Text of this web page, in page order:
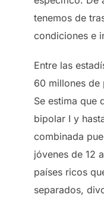
tenemos de
condiciones e
Entre las
60 millones de
Se estima que
bipolar I y
combinada
jóvenes de 12
países ricos
separados,